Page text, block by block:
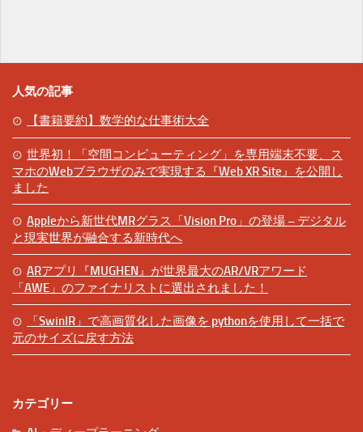
人気の記事
【書籍要約】数学的な仕事術大全
世界初！「空間コンピューティング」を専用端末不要、ス
マホのWebブラウザのみで実現する『Web XR Site』を公開し
ました
Appleから新世代MRグラス「Vision Pro」の登場 – デジタル
と現実世界が融合する新時代へ
ARアプリ『MUGHEN』が世界最大のAR/VRアワード
「AWE」のファイナリストに選出されました！
「SwinIR」で高画質化した画像を pythonを使用して一括で
元のサイズに戻す方法
カテゴリー